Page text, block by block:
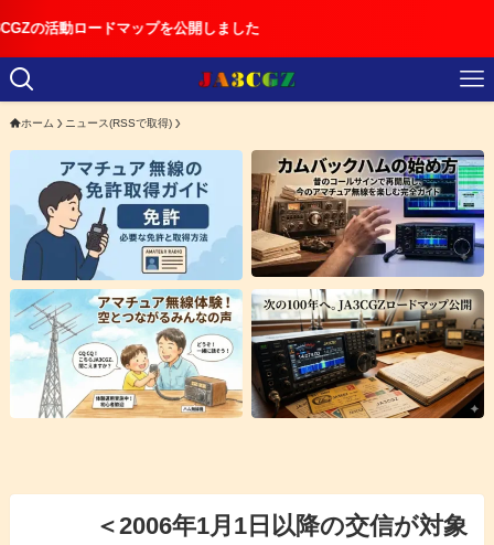
マップを公開しました
ホーム ニュース(RSSで取得)
＜2006年1月1日以降の交信が対象